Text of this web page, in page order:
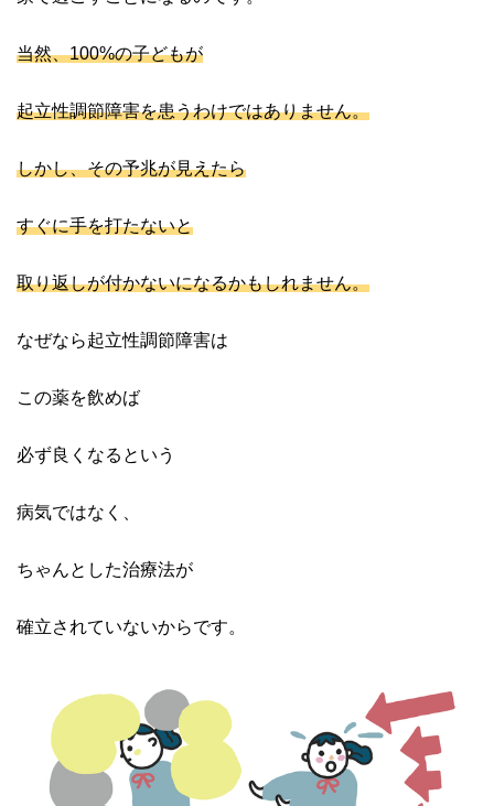
当然、100%の子どもが
起立性調節障害を患うわけではありません。
しかし、その予兆が見えたら
すぐに手を打たないと
取り返しが付かないになるかもしれません。
なぜなら起立性調節障害は
この薬を飲めば
必ず良くなるという
病気ではなく、
ちゃんとした治療法が
確立されていないからです。